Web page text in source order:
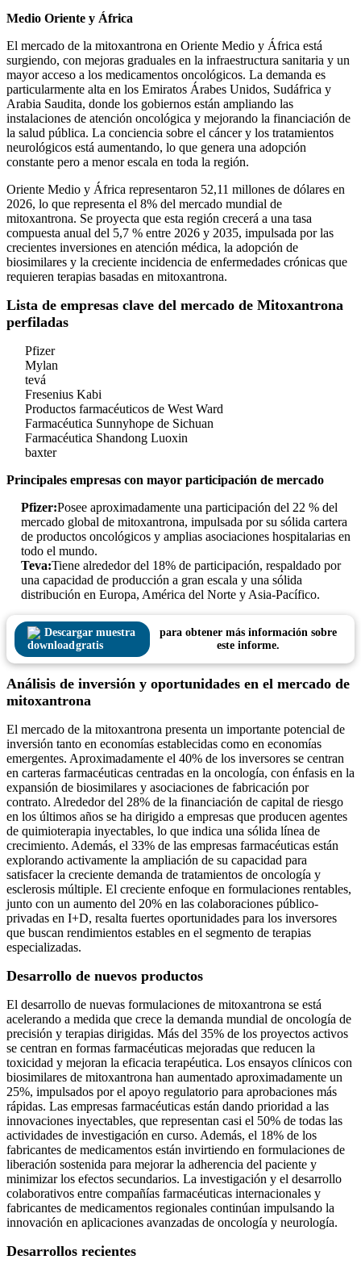
Medio Oriente y África
El mercado de la mitoxantrona en Oriente Medio y África está
surgiendo, con mejoras graduales en la infraestructura sanitaria y un
mayor acceso a los medicamentos oncológicos. La demanda es
particularmente alta en los Emiratos Árabes Unidos, Sudáfrica y
Arabia Saudita, donde los gobiernos están ampliando las
instalaciones de atención oncológica y mejorando la financiación de
la salud pública. La conciencia sobre el cáncer y los tratamientos
neurológicos está aumentando, lo que genera una adopción
constante pero a menor escala en toda la región.
Oriente Medio y África representaron 52,11 millones de dólares en
2026, lo que representa el 8% del mercado mundial de
mitoxantrona. Se proyecta que esta región crecerá a una tasa
compuesta anual del 5,7 % entre 2026 y 2035, impulsada por las
crecientes inversiones en atención médica, la adopción de
biosimilares y la creciente incidencia de enfermedades crónicas que
requieren terapias basadas en mitoxantrona.
Lista de empresas clave del mercado de Mitoxantrona
perfiladas
Pfizer
Mylan
tevá
Fresenius Kabi
Productos farmacéuticos de West Ward
Farmacéutica Sunnyhope de Sichuan
Farmacéutica Shandong Luoxin
baxter
Principales empresas con mayor participación de mercado
Pfizer:Posee aproximadamente una participación del 22 % del
mercado global de mitoxantrona, impulsada por su sólida cartera
de productos oncológicos y amplias asociaciones hospitalarias en
todo el mundo.
Teva:Tiene alrededor del 18% de participación, respaldado por
una capacidad de producción a gran escala y una sólida
distribución en Europa, América del Norte y Asia-Pacífico.
Descargar muestra
gratis
para obtener más información sobre
este informe.
Análisis de inversión y oportunidades en el mercado de
mitoxantrona
El mercado de la mitoxantrona presenta un importante potencial de
inversión tanto en economías establecidas como en economías
emergentes. Aproximadamente el 40% de los inversores se centran
en carteras farmacéuticas centradas en la oncología, con énfasis en la
expansión de biosimilares y asociaciones de fabricación por
contrato. Alrededor del 28% de la financiación de capital de riesgo
en los últimos años se ha dirigido a empresas que producen agentes
de quimioterapia inyectables, lo que indica una sólida línea de
crecimiento. Además, el 33% de las empresas farmacéuticas están
explorando activamente la ampliación de su capacidad para
satisfacer la creciente demanda de tratamientos de oncología y
esclerosis múltiple. El creciente enfoque en formulaciones rentables,
junto con un aumento del 20% en las colaboraciones público-
privadas en I+D, resalta fuertes oportunidades para los inversores
que buscan rendimientos estables en el segmento de terapias
especializadas.
Desarrollo de nuevos productos
El desarrollo de nuevas formulaciones de mitoxantrona se está
acelerando a medida que crece la demanda mundial de oncología de
precisión y terapias dirigidas. Más del 35% de los proyectos activos
se centran en formas farmacéuticas mejoradas que reducen la
toxicidad y mejoran la eficacia terapéutica. Los ensayos clínicos con
biosimilares de mitoxantrona han aumentado aproximadamente un
25%, impulsados ​​por el apoyo regulatorio para aprobaciones más
rápidas. Las empresas farmacéuticas están dando prioridad a las
innovaciones inyectables, que representan casi el 50% de todas las
actividades de investigación en curso. Además, el 18% de los
fabricantes de medicamentos están invirtiendo en formulaciones de
liberación sostenida para mejorar la adherencia del paciente y
minimizar los efectos secundarios. La investigación y el desarrollo
colaborativos entre compañías farmacéuticas internacionales y
fabricantes de medicamentos regionales continúan impulsando la
innovación en aplicaciones avanzadas de oncología y neurología.
Desarrollos recientes